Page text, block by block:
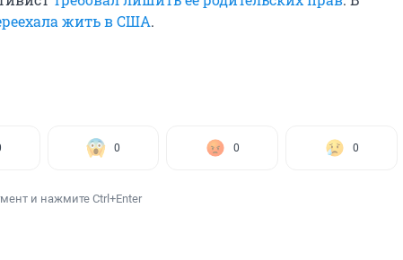
жить в США.
0 0 0
и нажмите Ctrl+Enter